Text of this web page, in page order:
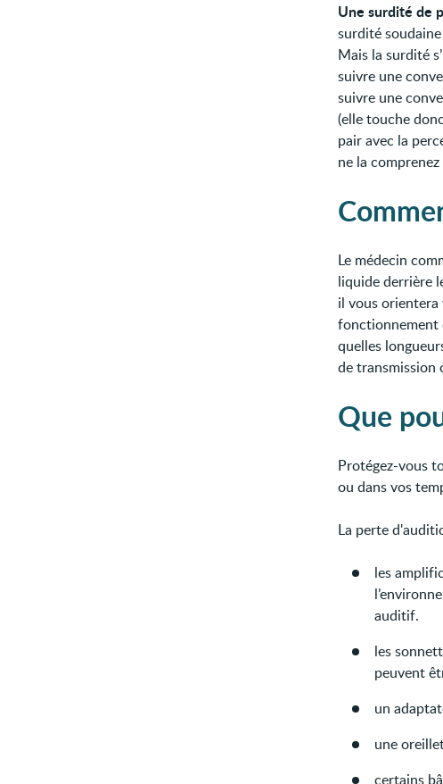
Une surdité de
surdité
Mais la surdité
suivre une
suivre une
(elle touche
pair avec la
ne la
Le médecin
liquide derrière
il vous orientera
fonctionnement
quelles
de transmission
Que
Protégez-vous
ou dans vos
La perte
les
auditif.
les
peuvent
un
une
certains